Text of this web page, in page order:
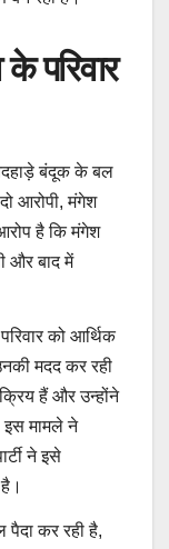
परिवार
बंदूक के बल
आरोपी, मंगेश
है कि मंगेश
और बाद में
को आर्थिक
मदद कर रही
हैं और उन्होंने
इस मामले ने
ने इसे
कर रही है,